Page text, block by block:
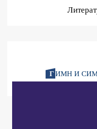
ГИМН И